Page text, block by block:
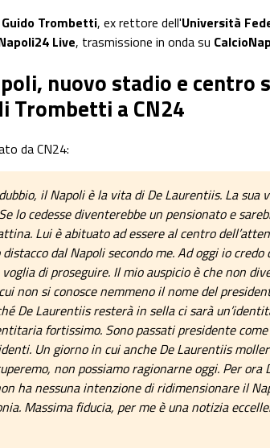
Guido Trombetti, ex rettore dell'Università
Live, trasmissione in onda su
nuovo stadio e centro
Trombetti a CN24
da CN24:
il Napoli è la vita di De Laurentiis. La sua
lo cedesse diventerebbe un pensionato e
Lui è abituato ad essere al centro
dal Napoli secondo me. Ad oggi io credo
di proseguire. Il mio auspicio è che non
non si conosce nemmeno il nome del
De Laurentiis resterà in sella ci sarà
fortissimo. Sono passati presidente
Un giorno in cui anche De Laurentiis
non possiamo ragionarne oggi. Per ora
ha nessuna intenzione di ridimensionare il
Massima fiducia, per me è una notizia